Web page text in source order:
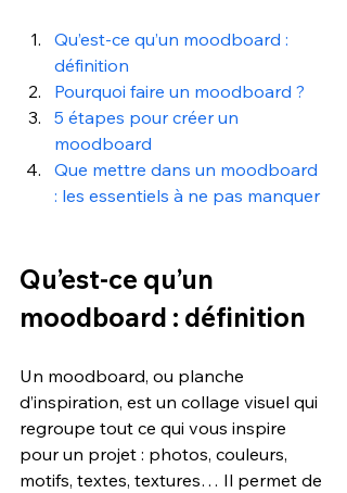
Qu’est-ce qu’un moodboard :
définition
Pourquoi faire un moodboard ?
5 étapes pour créer un
moodboard
Que mettre dans un moodboard
: les essentiels à ne pas manquer
Qu’est-ce qu’un
moodboard : définition
Un moodboard, ou planche
d’inspiration, est un collage visuel qui
regroupe tout ce qui vous inspire
pour un projet : photos, couleurs,
motifs, textes, textures… Il permet de